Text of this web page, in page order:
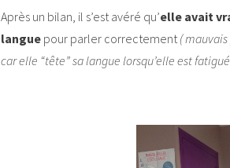
Après un bilan, il s’est avéré qu’elle avait
langue pour parler correctement (
car elle “tête” sa langue lorsqu’elle est